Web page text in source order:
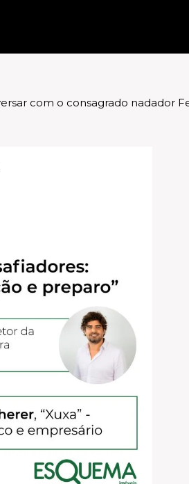
com o consagrado nadador